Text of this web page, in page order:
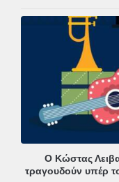
Ο Κώστας
τραγουδούν υπέρ